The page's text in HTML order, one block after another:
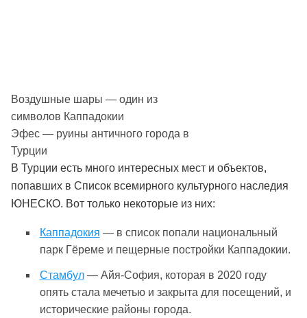
Воздушные шары — один из
символов Каппадокии
Эфес — руины античного города в
Турции
В Турции есть много интересных мест и объектов,
попавших в Список всемирного культурного наследия
ЮНЕСКО. Вот только некоторые из них:
Каппадокия — в список попали национальный
парк Гёреме и пещерные постройки Каппадокии.
Стамбул— Айя-София, которая в 2020 году
опять стала мечетью и закрыта для посещений, и
исторические районы города.